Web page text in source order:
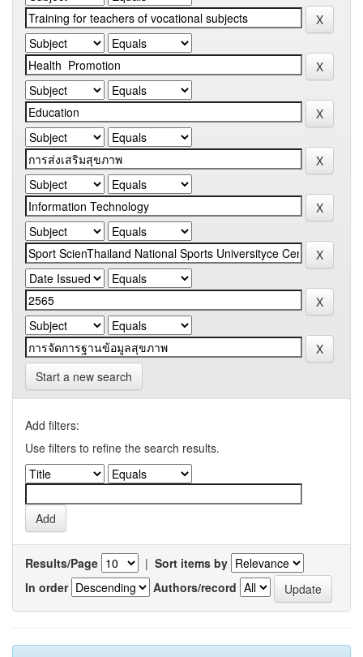
Start a new search
Add filters:
Use filters to refine the search results.
Results/Page | Sort items by
In order
Authors/record